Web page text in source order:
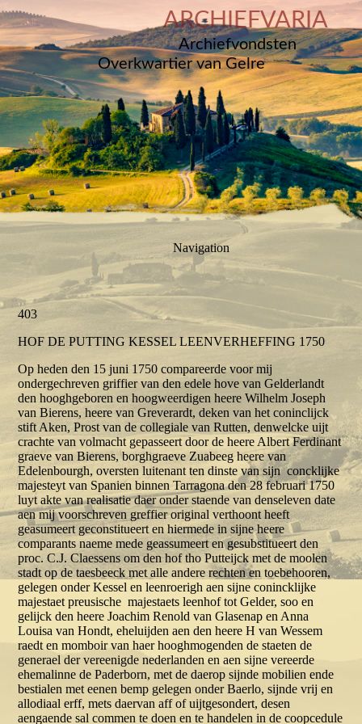
ARCHIEFVARIA
Archiefvondsten
Overkwartier van Gelre
Navigation
403
HOF DE PUTTING KESSEL LEENVERHEFFING 1750
Op heden den 15 juni 1750 compareerde voor mij
ondergechreven griffier van den edele hove van Gelderlandt
den hooghgeboren en hoogweerdigen heere Wilhelm Joseph
van Bierens, heere van Greverardt, deken van het coninclijck
stift Aken, Prost van de collegiale van Rutten, denwelcke uijt
crachte van volmacht gepasseert door de heere Albert Ferdinant
graeve van Bierens, borghgraeve Zuabeeg heere van
Edelenbourgh, oversten luitenant ten dinste van sijn concklijke
majesteyt van Spanien binnen Tarragona den 28 februari 1750
luyt akte van realisatie daer onder staende van denseleven date
aen mij voorschreven greffier original verthoont heeft
geasumeert geconstitueert en hiermede in sijne heere
comparants naeme mede geassumeert en gesubstitueert den
proc. C.J. Claessens om den hof tho Putteijck met de moolen
stadt op de taesbeeck met alle andere rechten en toebehooren,
gelegen onder Kessel en leenroerigh aen sijne conincklijke
majestaet preusische majestaets leenhof tot Gelder, soo en
gelijck den heere Joachim Renold van Glasenap en Anna
Louisa van Hondt, eheluijden aen den heere H van Wessem
raedt en momboir van haer hooghmogenden de staeten de
generael der vereenigde nederlanden en aen sijne vereerde
ehemalinne de Paderborn, met de daerop sijnde mobilien ende
bestialen met eenen bemp gelegen onder Baerlo, sijnde vrij en
allodiaal erff, mets daervan aff of uijtgesondert, desen
aengaende sal commen te doen en te handelen in de coopcedule